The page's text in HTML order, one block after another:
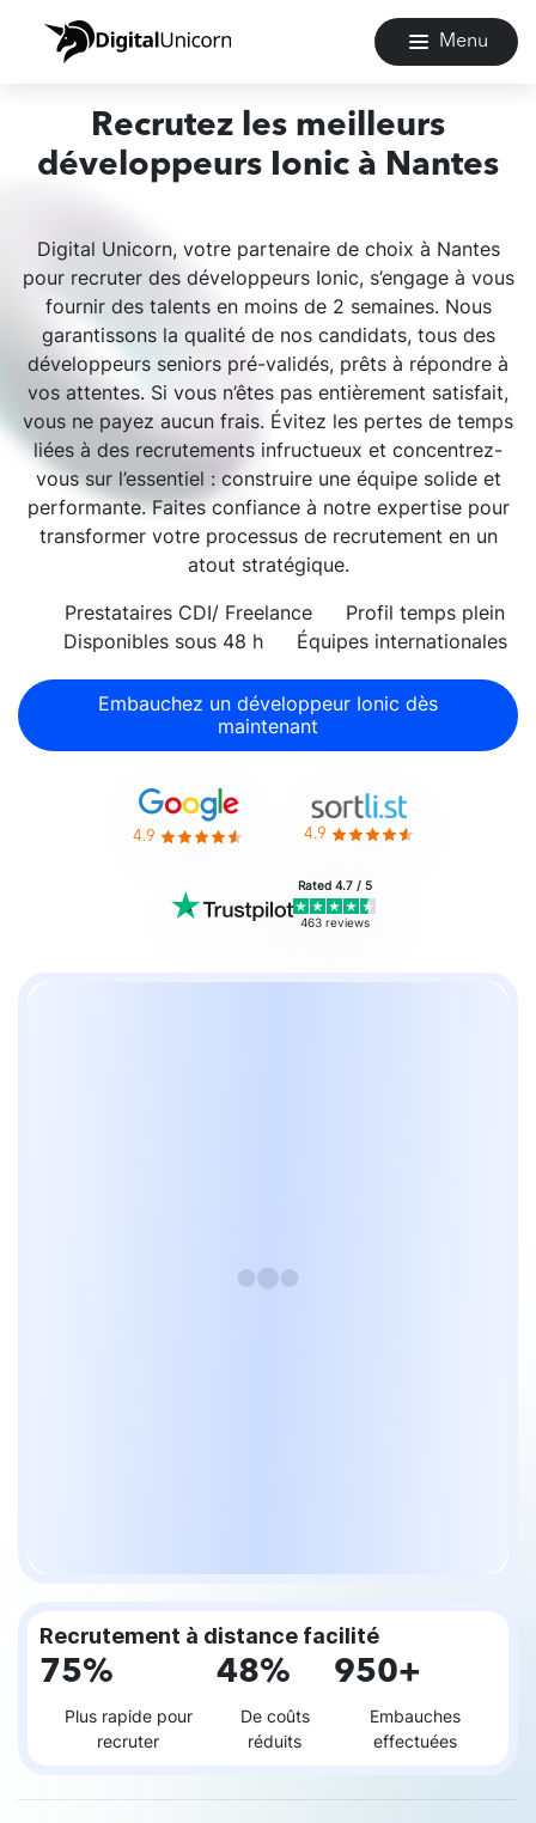
Menu
Recrutez les meilleurs
développeurs Ionic à Nantes
Digital Unicorn, votre partenaire de choix à Nantes
pour recruter des développeurs Ionic, s’engage à vous
fournir des talents en moins de 2 semaines. Nous
garantissons la qualité de nos candidats, tous des
développeurs seniors pré-validés, prêts à répondre à
vos attentes. Si vous n’êtes pas entièrement satisfait,
vous ne payez aucun frais. Évitez les pertes de temps
liées à des recrutements infructueux et concentrez-
vous sur l’essentiel : construire une équipe solide et
performante. Faites confiance à notre expertise pour
transformer votre processus de recrutement en un
atout stratégique.
Prestataires CDI/ Freelance
Profil temps plein
Disponibles sous 48 h
Équipes internationales
Embauchez un développeur Ionic dès
maintenant
4.9 4.9
Rated 4.7 / 5
463 reviews
Recrutement à distance facilité
75%
Plus rapide pour
recruter
48%
De coûts
réduits
950+
Embauches
effectuées